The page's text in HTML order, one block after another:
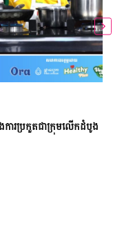
ារប្រកួតជាក្រុមលើកដំបូង